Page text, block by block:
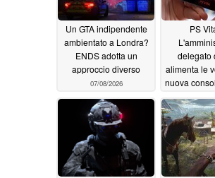
Un GTA indipendente
ambientato a Londra?
ENDS adotta un
approccio diverso
07/08/2026
PS
delegato
alimenta le
nuova